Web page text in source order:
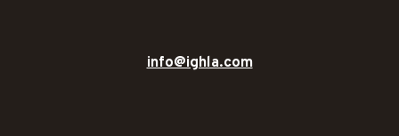
info@ighla.com